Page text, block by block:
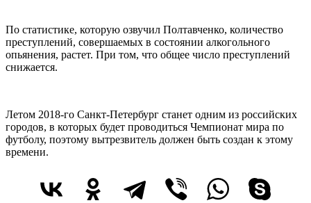
По статистике, которую озвучил Полтавченко, количество
преступлений, совершаемых в состоянии алкогольного
опьянения, растет. При том, что общее число преступлений
снижается.
Летом 2018-го Санкт-Петербург станет одним из российских
городов, в которых будет проводиться Чемпионат мира по
футболу, поэтому вытрезвитель должен быть создан к этому
времени.